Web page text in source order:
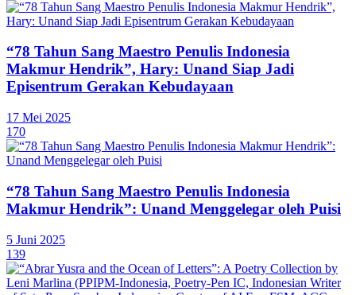
“78 Tahun Sang Maestro Penulis Indonesia
Makmur Hendrik”, Hary: Unand Siap Jadi
Episentrum Gerakan Kebudayaan
17 Mei 2025
170
“78 Tahun Sang Maestro Penulis Indonesia
Makmur Hendrik”: Unand Menggelegar oleh Puisi
5 Juni 2025
139